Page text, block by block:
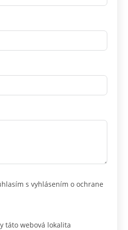
s vyhlásením o ochrane
táto webová lokalita